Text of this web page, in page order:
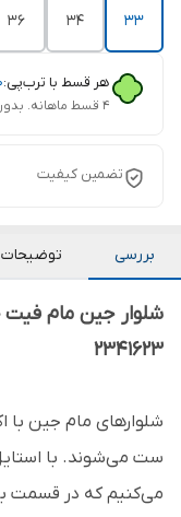
33
34
36
هر قسط با ترب‌پی:
۴ قسط ماهانه. بدون سود، چک و ضامن.
تضمین کیفیت
بررسی توضیحات
شلوار جین مام فیت
2341623
شلوار‌های مام جین با
ست می‌شوند. با
می‌کنیم که در قسمت